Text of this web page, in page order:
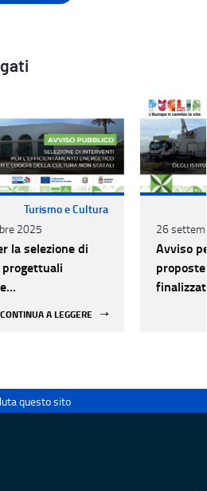
Turismo e Cultura
2025
la selezione di
CONTINUA A LEGGERE
26
Avviso
questo sito